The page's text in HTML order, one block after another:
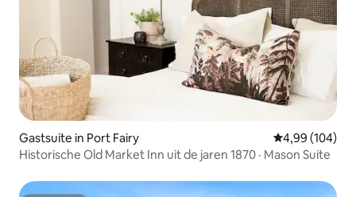
Gastsuite in Port Fairy Gemiddelde
4,99 (104)
Historische Old Market Inn uit de jaren 1870 · Mason Suite